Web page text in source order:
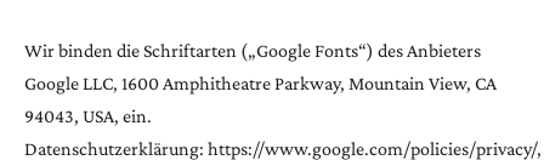
Wir binden die Schriftarten („Google Fonts“) des Anbieters
Google LLC, 1600 Amphitheatre Parkway, Mountain View, CA
94043, USA, ein.
Datenschutzerklärung: https://www.google.com/policies/privacy/,